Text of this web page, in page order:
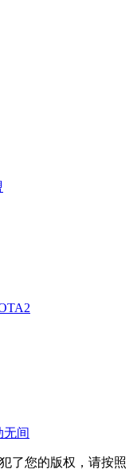
无间
了您的版权，请按照